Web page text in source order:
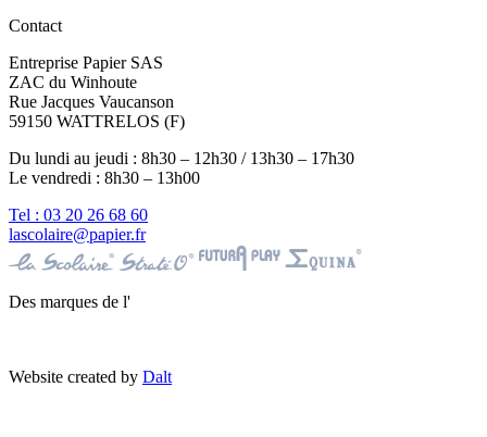
Contact
Entreprise Papier SAS
ZAC du Winhoute
Rue Jacques Vaucanson
59150 WATTRELOS (F)
Du lundi au jeudi : 8h30 – 12h30 / 13h30 – 17h30
Le vendredi : 8h30 – 13h00
Tel : 03 20 26 68 60
lascolaire@papier.fr
Des marques de l'
Website created by Dalt